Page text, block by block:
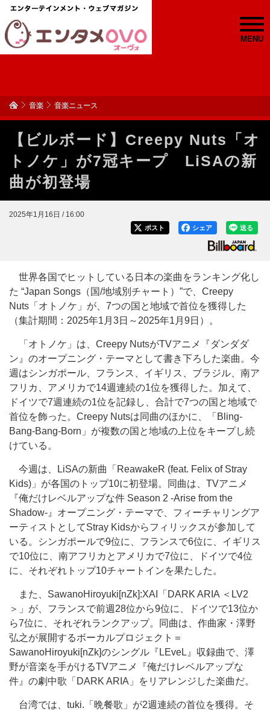
MENU
音楽 音楽ニュース
【ビルボード】Creepy Nuts「オ
トノケ」が7冠キープ LiSAの新
曲が初登場
2025年1月16日 / 16:00
送る
シェア
ポスト
世界各国でヒットしている日本の楽曲をランキング化し
た “Japan Songs（国/地域別チャート）”で、Creepy
Nuts「オトノケ」が、7つの国と地域で首位を獲得した
（集計期間：2025年1月3日～2025年1月9日）。
「オトノケ」は、Creepy NutsがTVアニメ『ダンダダ
ン』のオープニング・テーマとして書き下ろした楽曲。今
週はシンガポール、フランス、イギリス、ブラジル、南ア
フリカ、アメリカで14週連続の1位を獲得した。加えて、
ドイツで7週連続の1位を記録し、合計で7つの国と地域で
首位を飾った。Creepy Nutsは同曲のほかに、「Bling-
Bang-Bang-Born」が複数の国と地域の上位をキープし続
けている。
今週は、LiSAの新曲「ReawakeR (feat. Felix of Stray
Kids)」が各国のトップ10に初登場。同曲は、TVアニメ
『俺だけレベルアップな件 Season 2 -Arise from the
Shadow-』オープニング・テーマで、フィーチャリングア
ーティストとしてStray Kidsからフィリックスが参加して
いる。シンガポールで9位に、フランスで6位に、イギリス
で10位に、南アフリカとアメリカで7位に、ドイツで4位
に、それぞれトップ10チャートインを果たした。
また、SawanoHiroyuki[nZk]:XAI「DARK ARIA ＜LV2
＞」が、フランスで前週28位から9位に、ドイツで13位か
ら7位に、それぞれランクアップ。同曲は、作曲家・澤野
弘之が展開するボーカルプロジェクト＝
SawanoHiroyuki[nZk]のシングル『LEveL』収録曲で、澤
野が音楽を手がけるTVアニメ『俺だけレベルアップな
件』の劇中歌「DARK ARIA」をリアレンジした楽曲だ。
台湾では、tuki.「晩餐歌」が2週連続の首位を獲得。そ